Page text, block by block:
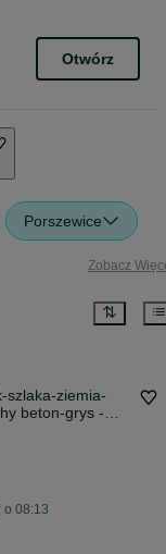
Otwórz
Porszewice
Zobacz
szlaka-ziemia-
beton-grys -
ładowarka
o 08:13